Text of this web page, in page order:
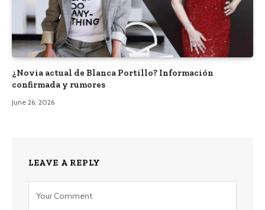
¿Novia actual de Blanca Portillo? Información
confirmada y rumores
June 26, 2026
LEAVE A REPLY